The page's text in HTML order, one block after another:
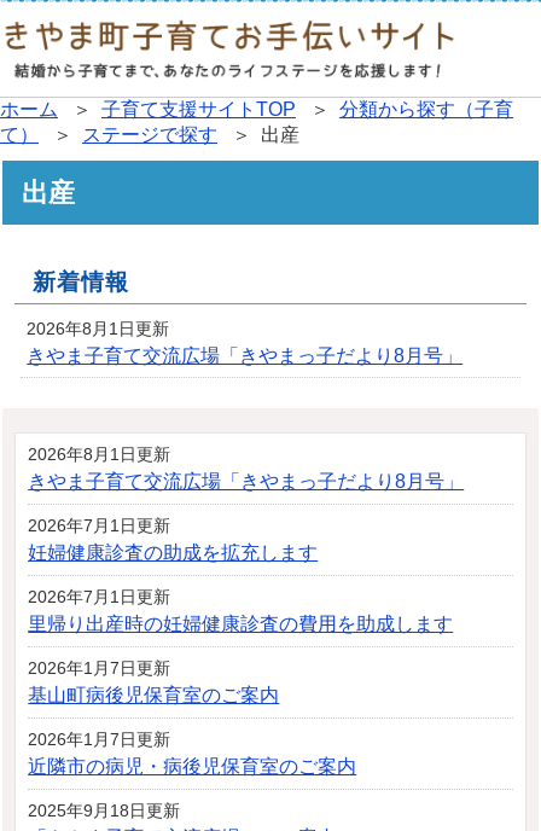
ホーム ＞ 子育て支援サイトTOP ＞ 分類から探す（子育
て）
＞ ステージで探す ＞ 出産
出産
新着情報
2026年8月1日更新
きやま子育て交流広場「きやまっ子だより8月号」
2026年8月1日更新
きやま子育て交流広場「きやまっ子だより8月号」
2026年7月1日更新
妊婦健康診査の助成を拡充します
2026年7月1日更新
里帰り出産時の妊婦健康診査の費用を助成します
2026年1月7日更新
基山町病後児保育室のご案内
2026年1月7日更新
近隣市の病児・病後児保育室のご案内
2025年9月18日更新